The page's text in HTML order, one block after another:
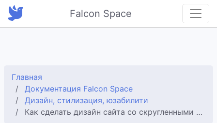
Falcon Space
Главная
Документация Falcon Space
Дизайн, стилизация, юзабилити
Как сделать дизайн сайта со скругленными элементами (или без скруглений)